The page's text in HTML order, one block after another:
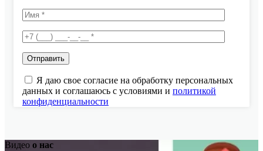
Я даю свое согласие на обработку персональных
данных и соглашаюсь с условиями и политикой
конфиденциальности
Видео о нас